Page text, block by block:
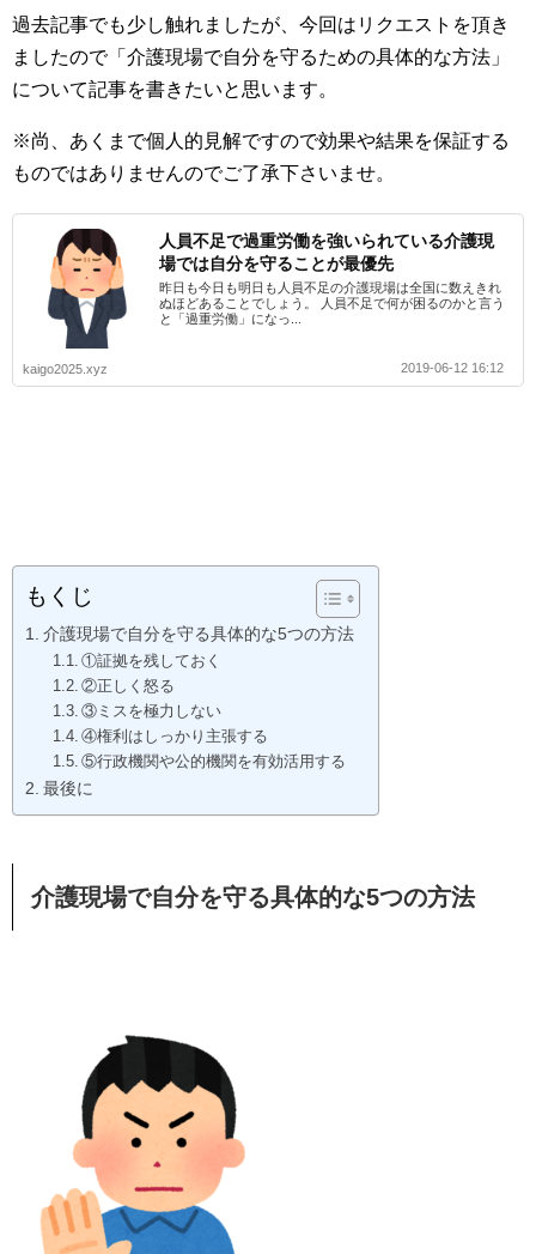
過去記事でも少し触れましたが、今回はリクエストを頂き
ましたので「介護現場で自分を守るための具体的な方法」
について記事を書きたいと思います。
※尚、あくまで個人的見解ですので効果や結果を保証する
ものではありませんのでご了承下さいませ。
人員不足で過重労働を強いられている介護現
場では自分を守ることが最優先
昨日も今日も明日も人員不足の介護現場は全国に数えきれ
ぬほどあることでしょう。 人員不足で何が困るのかと言う
と「過重労働」になっ...
kaigo2025.xyz 2019-06-12 16:12
もくじ
介護現場で自分を守る具体的な5つの方法
①証拠を残しておく
②正しく怒る
③ミスを極力しない
④権利はしっかり主張する
⑤行政機関や公的機関を有効活用する
最後に
介護現場で自分を守る具体的な5つの方法